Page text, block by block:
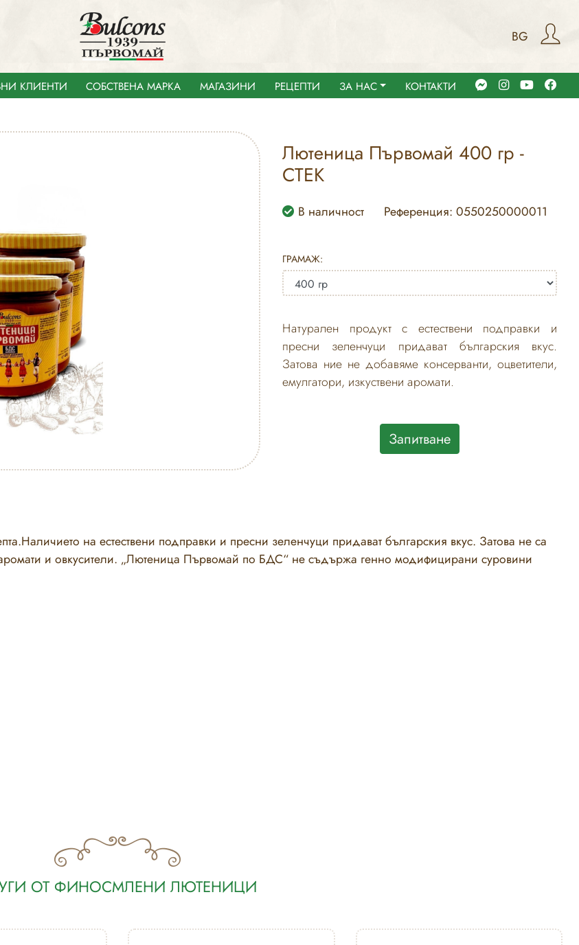
BG
КЛИЕНТИ СОБСТВЕНА МАРКА МАГАЗИНИ РЕЦЕПТИ ЗА НАС КОНТАКТИ
Лютеница Първомай 400 гр -
СТЕК
В наличност Референция: 0550250000011
ГРАМАЖ:
Натурален продукт с естествени подправки и
пресни зеленчуци придават българския вкус.
Затова ние не добавяме консерванти, оцветители,
емулгатори, изкуствени аромати.
Запитване
на естествени подправки и пресни зеленчуци придават българския вкус. Затова не са
аромати и овкусители. „Лютеница Първомай по БДС“ не съдържа генно модифицирани суровини
ОТ ФИНОСМЛЕНИ ЛЮТЕНИЦИ